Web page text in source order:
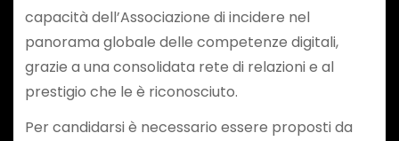
capacità dell’Associazione di incidere nel
panorama globale delle competenze digitali,
grazie a una consolidata rete di relazioni e al
prestigio che le è riconosciuto.
Per candidarsi è necessario essere proposti da